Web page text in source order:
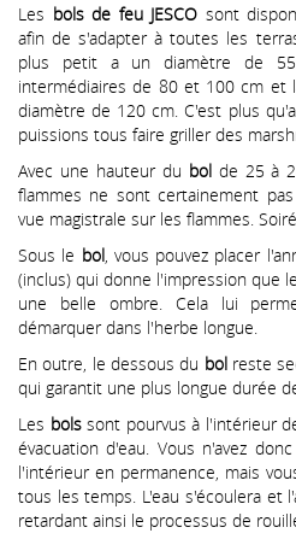
Les bols de feu JESCO sont
afin de s'adapter à toutes les
plus petit a un diamètre de
intermédiaires de 80 et 100 cm et
diamètre de 120 cm. C'est plus
puissions tous faire griller des
Avec une hauteur du bol de 25 à
flammes ne sont certainement
vue magistrale sur les flammes.
Sous le bol, vous pouvez placer
(inclus) qui donne l'impression que
une belle ombre. Cela lui
démarquer dans l'herbe longue.
En outre, le dessous du bolreste
qui garantit une plus longue durée
Les bolssont pourvus à l'intérieur
évacuation d'eau. Vous n'avez
l'intérieur en permanence, mais
tous les temps. L'eau s'écoulera et
retardant ainsi le processus de